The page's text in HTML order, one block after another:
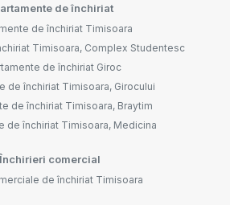
de închiriat
de închiriat Timisoara
Timisoara, Complex Studentesc
de închiriat Giroc
de închiriat Timisoara, Girocului
de închiriat Timisoara, Braytim
de închiriat Timisoara, Medicina
Închirieri comercial
de închiriat Timisoara